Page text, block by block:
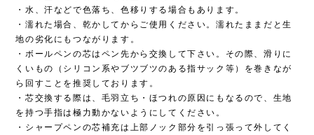
・水、汗などで色落ち、色移りする場合もあります。
・濡れた場合、乾かしてからご使用ください。濡れたままだと生
地の劣化にもつながります。
・ボールペンの芯はペン先から交換して下さい。その際、滑りに
くいもの（シリコン系やブツブツのある指サック等）を巻きなが
ら回すことを推奨しております。
・芯交換する際は、毛羽立ち・ほつれの原因にもなるので、生地
を持つ手指は極力動かないようにしてください。
・シャープペンの芯補充は上部ノック部分を引っ張って外してく